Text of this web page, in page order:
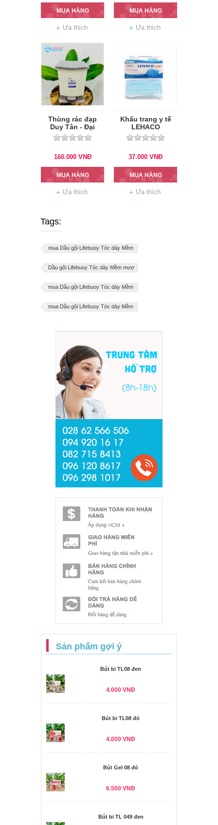
MUA HÀNG
Ưa thích
MUA HÀNG
Ưa thích
Thùng rác đạp
Duy Tân - Đại
160.000 VNĐ
MUA HÀNG
Ưa thích
Khẩu trang y tế
LEHACO
37.000 VNĐ
MUA HÀNG
Ưa thích
Tags:
mua Dầu gội Lifebuoy Tóc dày Mềm
Dầu gội Lifebuoy Tóc dày Mềm mượ
mua Dầu gội Lifebuoy Tóc dày Mềm
mua Dầu gội Lifebuoy Tóc dày Mềm
Sản phẩm gợi ý
Bút bi TL08 đen
4.000 VNĐ
Bút bi TL08 đỏ
4.000 VNĐ
Bút Gel 08 đỏ
6.500 VNĐ
Bút bi TL 049 đen